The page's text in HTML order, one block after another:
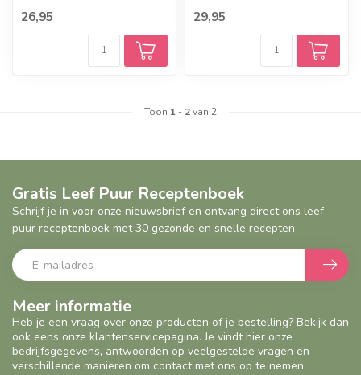
Lekvrij en comfortabel met
26,95
Lekvrij en comfortabel met
29,95
Toon 1 - 2van 2
Meer informatie
Heb je een vraag over onze producten of je bestelling? Bekijk dan
ook eens onze klantenservicepagina. Je vindt hier onze
bedrijfsgegevens, antwoorden op veelgestelde vragen en
verschillende manieren om contact met ons op te nemen.
Gratis Leef Puur Receptenboek
Schrijf je in voor onze nieuwsbrief en ontvang direct ons leef
puur receptenboek met 30 gezonde en snelle recepten